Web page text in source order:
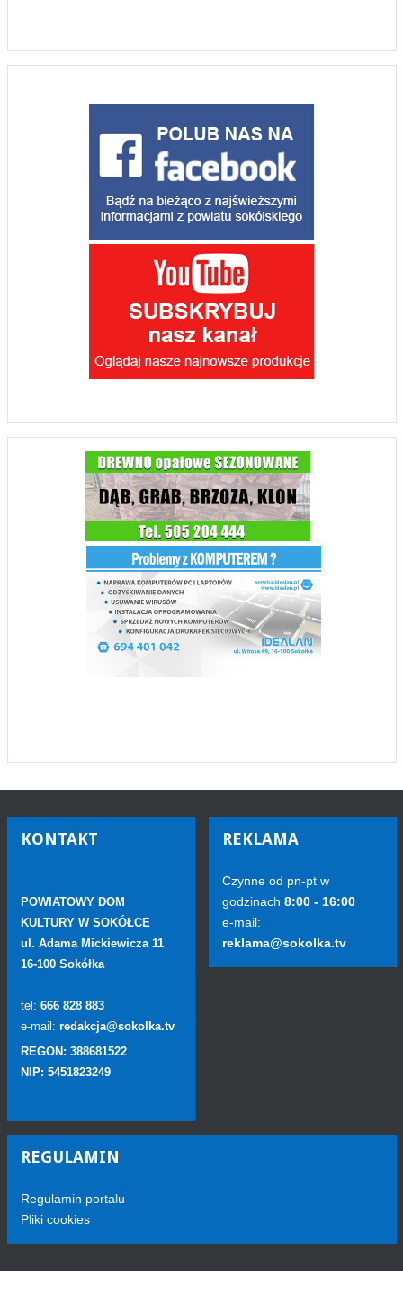
KONTAKT
POWIATOWY DOM
KULTURY W SOKÓŁCE
ul. Adama Mickiewicza 11
16-100 Sokółka
tel: 666 828 883
e-mail: redakcja@sokolka.tv
REGON: 388681522
NIP: 5451823249
REKLAMA
Czynne od pn-pt w
godzinach 8:00 - 16:00
e-mail:
reklama@sokolka.tv
REGULAMIN
Regulamin portalu
Pliki cookies